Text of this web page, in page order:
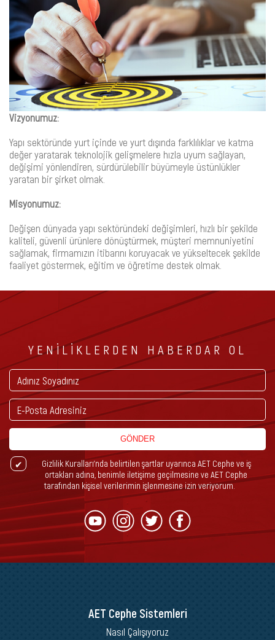
Vizyonumuz:
Yapı sektöründe yurt içinde ve yurt dışında farklılıklar ve katma
değer yaratarak teknolojik gelişmelere hızla uyum sağlayan,
değişimi yönlendiren, sürdürülebilir büyümeyle üstünlükler
yaratan bir şirket olmak.
Misyonumuz:
Değişen dünyada yapı sektöründeki değişimleri, hızlı bir şekilde
kaliteli, güvenli ürünlere dönüştürmek, müşteri memnuniyetini
sağlamak, firmamızın itibarını koruyacak ve yükseltecek şekilde
faaliyet göstermek, eğitim ve öğretime destek olmak.
YENİLİKLERDEN HABERDAR OL
GÖNDER
Gizlilik Kuralları’nda belirtilen şartlar uyarınca AET Cephe ve iş
ortakları adına, benimle iletişime geçilmesine ve AET Cephe
tarafından kişisel verilerimin işlenmesine izin veriyorum.
AET Cephe Sistemleri
Nasıl Çalışıyoruz